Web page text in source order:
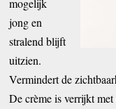
mogelijk
jong en
stralend blijft
uitzien.
Vermindert de
De crème is verrijkt